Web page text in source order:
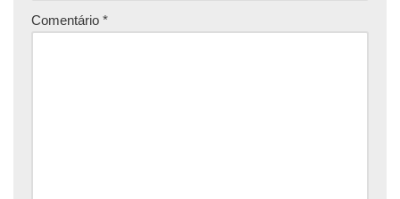
Comentário *